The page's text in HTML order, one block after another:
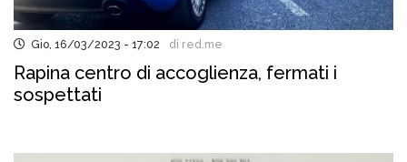
Gio, 16/03/2023 - 17:02 di red.me
Rapina centro di accoglienza, fermati i
sospettati